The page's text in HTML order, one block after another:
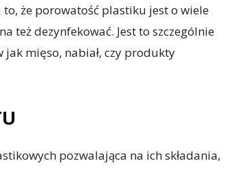
że porowatość plastiku jest o wiele
też dezynfekować. Jest to szczególnie
mięso, nabiał, czy produkty
pozwalająca na ich składania,